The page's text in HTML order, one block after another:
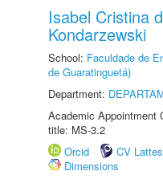
Isabel Cristina
Kondarzewski
School: Faculdade de
de Guaratinguetá)
Department:
Academic Appointment
title: MS-3.2
Orcid
CV Lattes
Dimensions